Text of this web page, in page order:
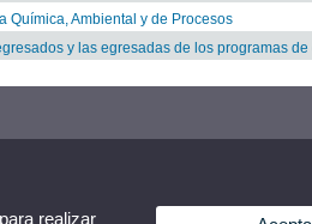
Química, Ambiental y de Procesos
y las egresadas de los programas
realizar